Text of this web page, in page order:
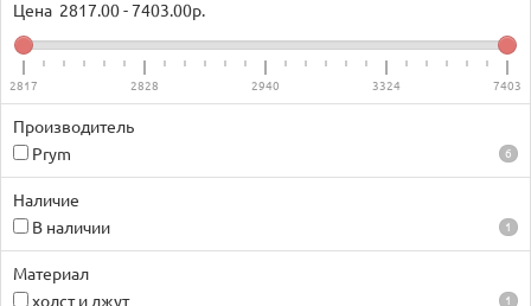
Цена 2817.00-7403.00р.
2817 2828 2940 3324 7403
Производитель
Prym
6
Наличие
В наличии
1
Материал
холст и джут
1